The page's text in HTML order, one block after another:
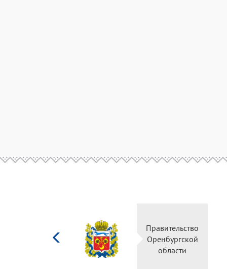
Министерство
культуры
Российской
федерации